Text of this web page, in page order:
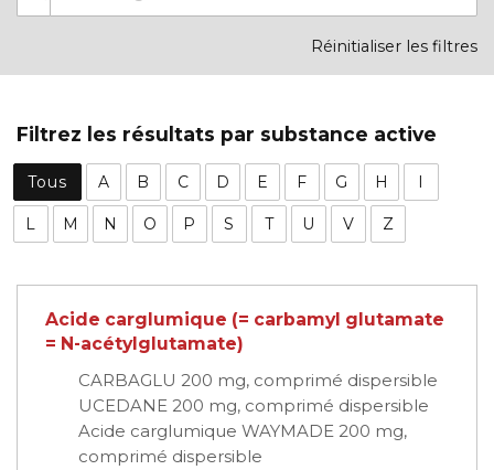
Réinitialiser les filtres
Filtrez les résultats par substance active
Tous A B C D E F G H I
L M N O P S T U V Z
Acide carglumique (= carbamyl glutamate
= N-acétylglutamate)
CARBAGLU 200 mg, comprimé dispersible
UCEDANE 200 mg, comprimé dispersible
Acide carglumique WAYMADE 200 mg,
comprimé dispersible